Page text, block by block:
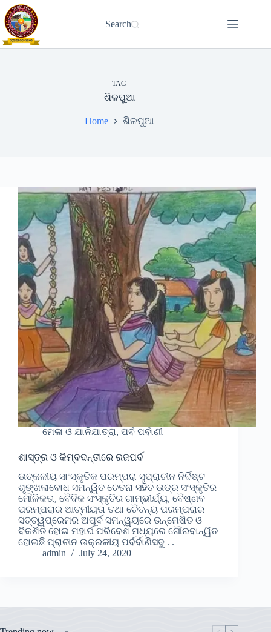
Skip
to
content
Search
TAG
ଶିଳପୁଆ
Home ଶିଳପୁଆ
ମେଳା ଓ ଯାନିଯାତ୍ରା, ପର୍ବ ପର୍ବାଣୀ
ଶାସ୍ତ୍ର ଓ କିମ୍ବଦନ୍ତୀରେ ରଜପର୍ବ
ଉତ୍କଳୀୟ ସାଂସ୍କୃତିକ ପରମ୍ପରା ସୁପ୍ରାଚୀନ ନିର୍ଦିଷ୍ଟ
ଶୃଙ୍ଖଳାବୋଧ ସମନ୍ୱିତ ଚେତନା ସହିତ ଉଡ୍ର ସଂସ୍କୃତିର
ମୌଳିକତା, ବୈଦିକ ସଂସ୍କୃତିର ଗାମ୍ଭୀର୍ଯ୍ୟ, ବୈଷ୍ଣବ
ପରମ୍ପରାର ଆତ୍ମୀୟତା ତଥା ଚୈତନ୍ୟ ପରମ୍ପରାର
ସତ୍ତ୍ୱପ୍ରେମର ଅପୂର୍ବ ସମନ୍ୱୟରେ ଉନ୍ମେଷିତ ଓ
ବିକଶିତ ହୋଇ ମହାର୍ଘ ପରିବେଶ ମଧ୍ୟରେ ଗୌରବାନ୍ୱିତ
ହୋଇଛି ପ୍ରାଚୀନ ଉକ୍ରଳୀୟ ପର୍ବର୍ବାଣିସବୁ . .
admin
July 24, 2020